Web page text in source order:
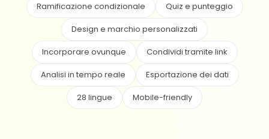
Ramificazione condizionale
Quiz e punteggio
Design e marchio personalizzati
Incorporare ovunque
Condividi tramite link
Analisi in tempo reale
Esportazione dei dati
28 lingue
Mobile-friendly